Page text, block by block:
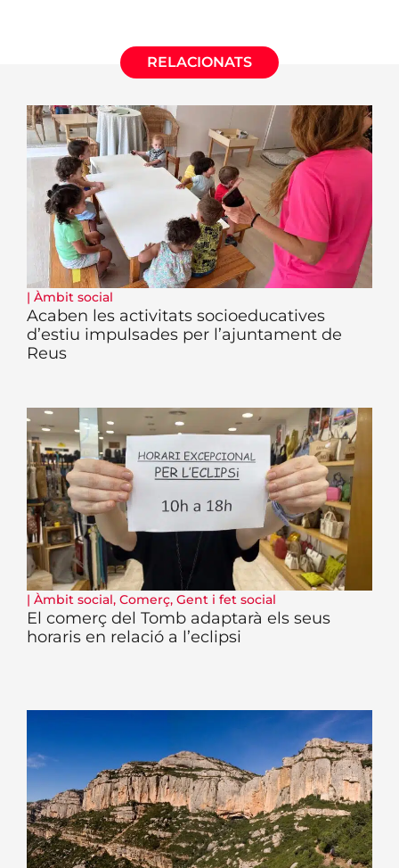
RELACIONATS
| Àmbit social
Acaben les activitats socioeducatives
d’estiu impulsades per l’ajuntament de
Reus
| Àmbit social, Comerç, Gent i fet social
El comerç del Tomb adaptarà els seus
horaris en relació a l’eclipsi